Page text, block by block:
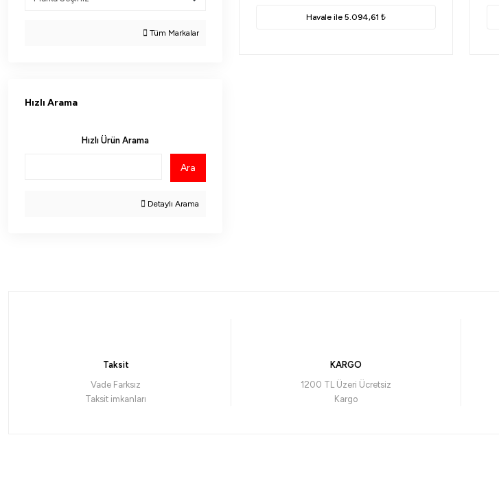
Tüm Markalar
Hızlı Arama
Hızlı Ürün Arama
Ara
Detaylı Arama
Havale ile 5.094,61 ₺
Taksit
Vade Farksız
Taksit imkanları
KARGO
1200 TL Üzeri Ücretsiz
Kargo